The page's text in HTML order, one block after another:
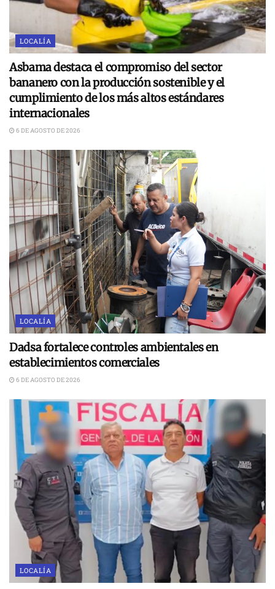
LOCALÍA
Asbama destaca el compromiso del sector
bananero con la producción sostenible y el
cumplimiento de los más altos estándares
internacionales
6 DE AGOSTO DE 2026
LOCALÍA
Dadsa fortalece controles ambientales en
establecimientos comerciales
6 DE AGOSTO DE 2026
LOCALÍA